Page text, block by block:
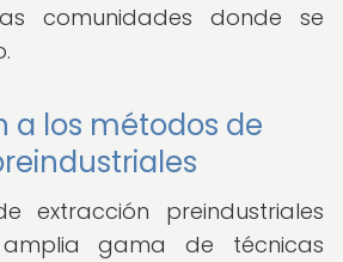
comunidades donde se
a los métodos de
extracción preindustriales
gama de técnicas